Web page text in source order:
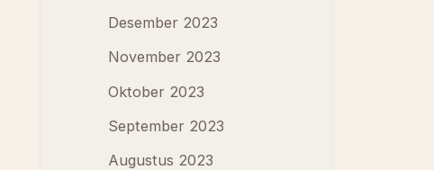
Desember 2023
November 2023
Oktober 2023
September 2023
Augustus 2023